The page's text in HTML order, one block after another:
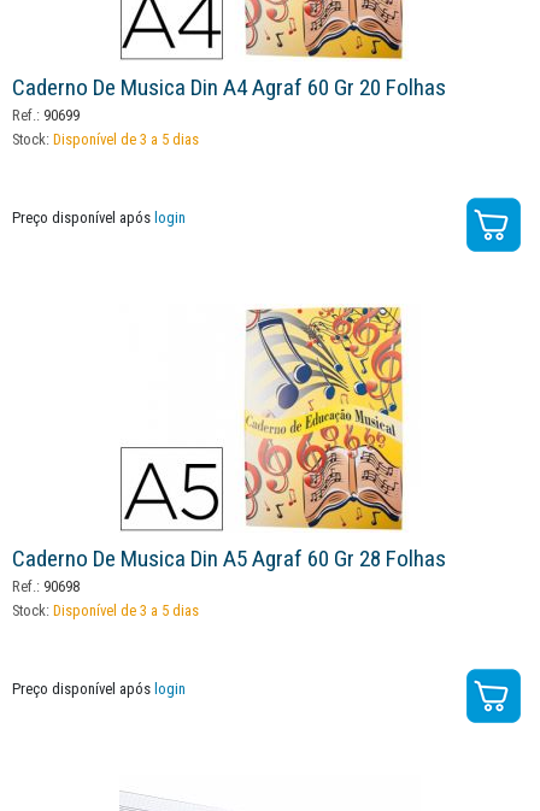
Caderno De Musica Din A4 Agraf 60 Gr 20 Folhas
Ref.: 90699
Stock: Disponível de 3 a 5 dias
Preço disponível após login
Caderno De Musica Din A5 Agraf 60 Gr 28 Folhas
Ref.: 90698
Stock: Disponível de 3 a 5 dias
Preço disponível após login